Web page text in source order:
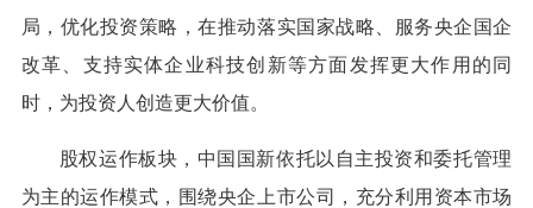
局，优化投资策略，在推动落实国家战略、服务央企国企
改革、支持实体企业科技创新等方面发挥更大作用的同
时，为投资人创造更大价值。
股权运作板块，中国国新依托以自主投资和委托管理
为主的运作模式，围绕央企上市公司，充分利用资本市场